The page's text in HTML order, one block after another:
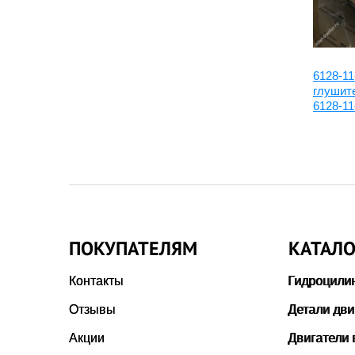
6128-
6128-
ПОКУПАТЕЛЯМ
Контакты
Отзывы
Акции
Детали
Двигатели